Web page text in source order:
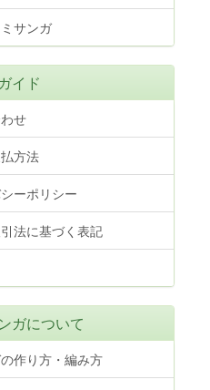
サンガ
イド
せ
方法
ーポリシー
法に基づく表記
ガについて
作り方・編み方